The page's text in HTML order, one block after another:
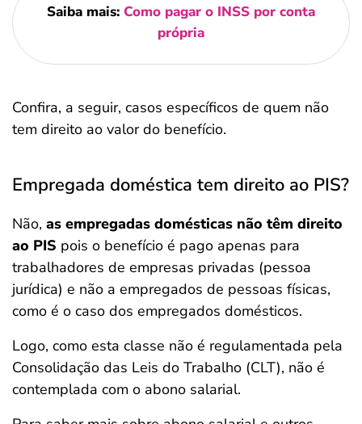
Saiba mais: Como pagar o INSS por conta
própria
Confira, a seguir, casos específicos de quem não
tem direito ao valor do benefício.
Empregada doméstica tem direito ao PIS?
Não, as empregadas domésticas não têm direito
ao PIS pois o benefício é pago apenas para
trabalhadores de empresas privadas (pessoa
jurídica) e não a empregados de pessoas físicas,
como é o caso dos empregados domésticos.
Logo, como esta classe não é regulamentada pela
Consolidação das Leis do Trabalho (CLT), não é
contemplada com o abono salarial.